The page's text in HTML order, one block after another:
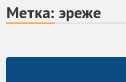
Метка: эреже